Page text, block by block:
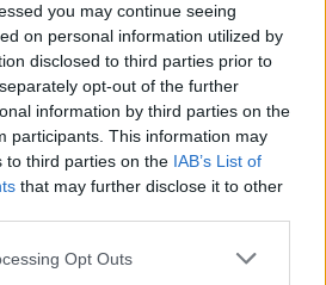
you may continue seeing
on personal information utilized by
disclosed to third parties prior to
opt-out of the further
information by third parties on the
participants. This information may
to third parties on the IAB’s List of
that may further disclose it to other
Opt Outs
Katër persona ndalohen në
Shkup, policia sekuestron
kokainë dhe marihuanë